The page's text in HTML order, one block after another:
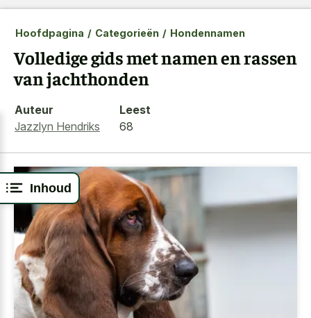
Inhoud
Hoofdpagina / Categorieën / Hondennamen
Volledige gids met namen en rassen
van jachthonden
Auteur
Jazzlyn Hendriks
Leest
68